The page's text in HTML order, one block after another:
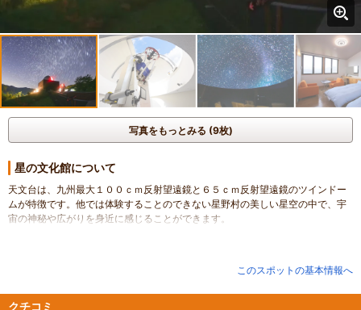
写真をもっとみる (9枚)
星の文化館について
天文台は、九州最大１００ｃｍ反射望遠鏡と６５ｃｍ反射望遠鏡のツインドー
ムが特徴です。他では体験することのできない星野村の美しい星空の中で、宇
宙の神秘や広がりを身近に感じることができます。
このスポットの基本情報へ
クチコミ